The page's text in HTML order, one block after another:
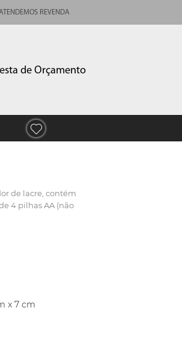
REVENDA
de Orçamento
de lacre, contém
4 pilhas AA (não
x 7 cm